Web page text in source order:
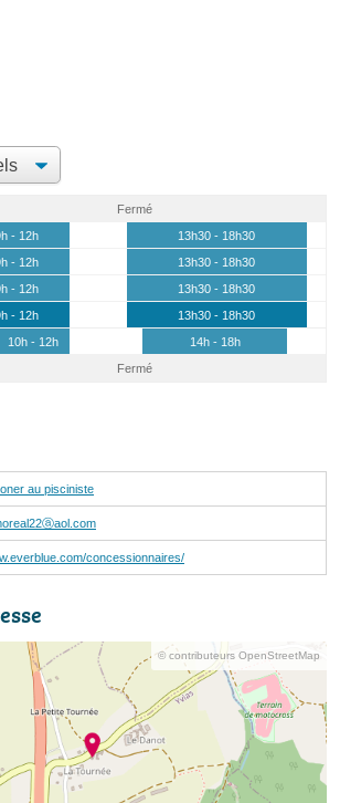
Fermé
- 12h
13h30 - 18h30
- 12h
13h30 - 18h30
- 12h
13h30 - 18h30
- 12h
13h30 - 18h30
10h - 12h
14h - 18h
Fermé
au pisciniste
concessionnaires/
© contributeurs OpenStreetMap